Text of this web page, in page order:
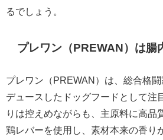
るでしょう。
プレワン（PREWAN）は
プレワン（PREWAN）は、総合格
デュースしたドッグフードとして注
りは控えめながらも、主原料に高品
鶏レバーを使用し、素材本来の香り